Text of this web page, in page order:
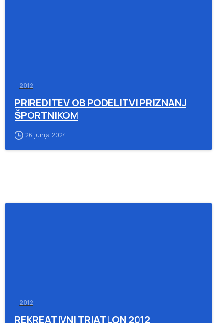
2012
PRIREDITEV OB PODELITVI PRIZNANJ
ŠPORTNIKOM
26. junija, 2024
2012
REKREATIVNI TRIATLON 2012